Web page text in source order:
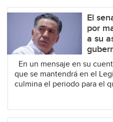
El
por
a su
En un mensaje en su
que se mantendrá en el
culmina el periodo para el